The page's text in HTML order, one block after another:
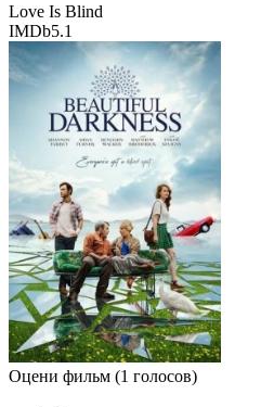
Love Is Blind
IMDb5.1
Оцени фильм (1 голосов)